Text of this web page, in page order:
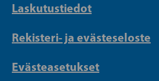
Laskutustiedot
Rekisteri- ja evästeseloste
Evästeasetukset